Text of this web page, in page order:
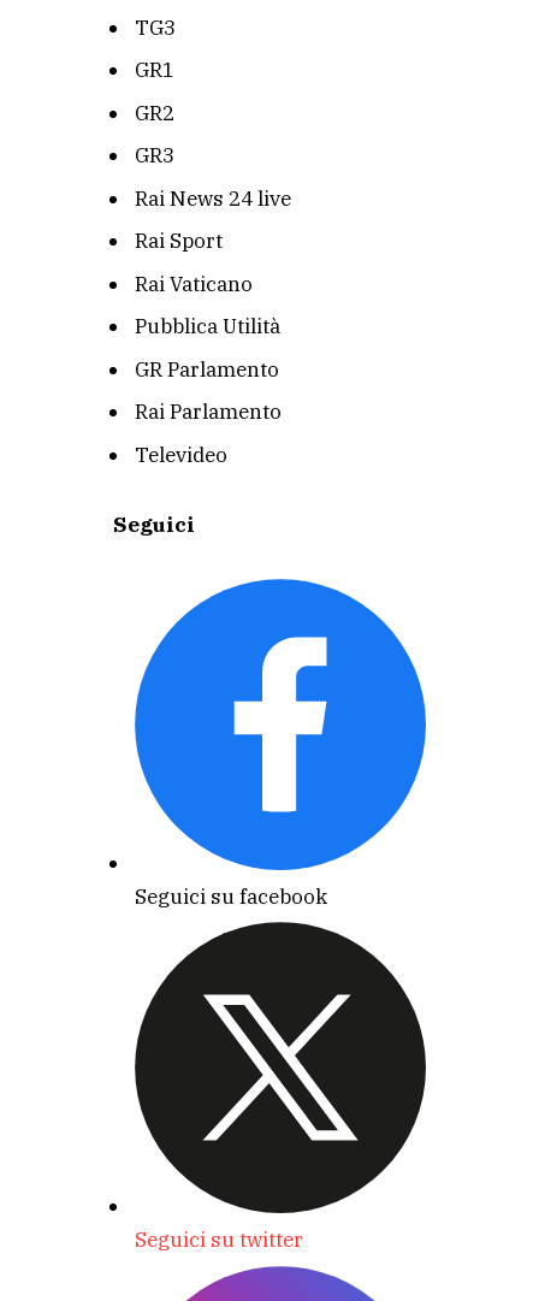
TG3
GR1
GR2
GR3
Rai News 24 live
Rai Sport
Rai Vaticano
Pubblica Utilità
GR Parlamento
Rai Parlamento
Televideo
Seguici
Seguici su facebook
Seguici su twitter